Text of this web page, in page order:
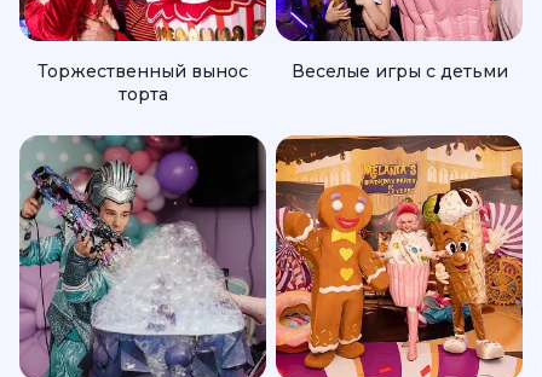
Торжественный вынос
торта
Веселые игры с детьми